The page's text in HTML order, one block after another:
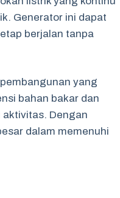
Generator ini dapat
berjalan tanpa
yang
bahan bakar dan
Dengan
dalam memenuhi